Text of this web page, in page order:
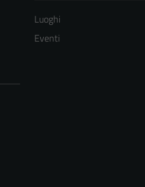
Luoghi
Eventi